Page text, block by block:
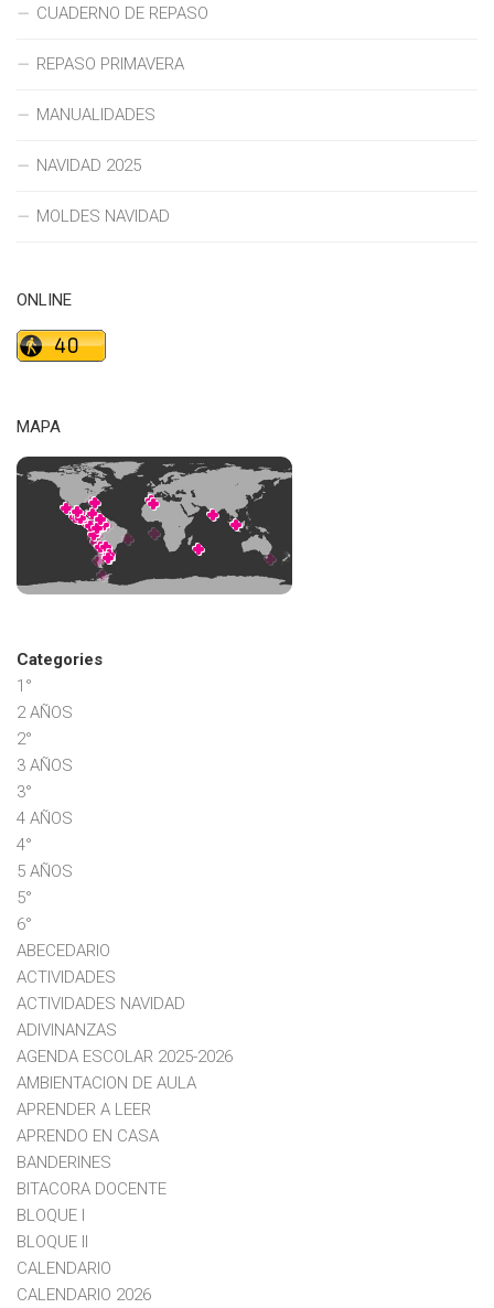
CUADERNO DE REPASO
REPASO PRIMAVERA
MANUALIDADES
NAVIDAD 2025
MOLDES NAVIDAD
ONLINE
MAPA
Categories
1°
2 AÑOS
2°
3 AÑOS
3°
4 AÑOS
4°
5 AÑOS
5°
6°
ABECEDARIO
ACTIVIDADES
ACTIVIDADES NAVIDAD
ADIVINANZAS
AGENDA ESCOLAR 2025-2026
AMBIENTACION DE AULA
APRENDER A LEER
APRENDO EN CASA
BANDERINES
BITACORA DOCENTE
BLOQUE I
BLOQUE II
CALENDARIO
CALENDARIO 2026